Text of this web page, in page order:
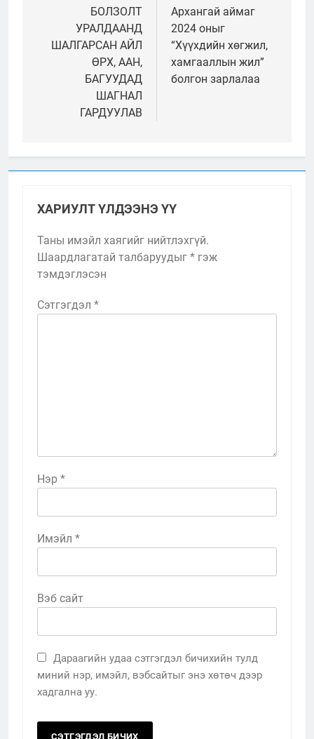
БОЛЗОЛТ
УРАЛДААНД
ШАЛГАРСАН АЙЛ
ӨРХ, ААН,
БАГУУДАД
ШАГНАЛ
ГАРДУУЛАВ
Архангай аймаг
2024 оныг
“Хүүхдийн хөгжил,
хамгааллын жил”
болгон зарлалаа
ХАРИУЛТ ҮЛДЭЭНЭ ҮҮ
Таны имэйл хаягийг нийтлэхгүй.
Шаардлагатай талбаруудыг * гэж
тэмдэглэсэн
Сэтгэгдэл *
Нэр *
Имэйл *
Вэб сайт
Дараагийн удаа сэтгэгдэл бичихийн тулд
миний нэр, имэйл, вэбсайтыг энэ хөтөч дээр
хадгална уу.